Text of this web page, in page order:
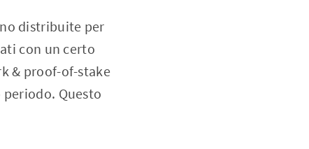
distribuite per
con un certo
& proof-of-stake
Questo